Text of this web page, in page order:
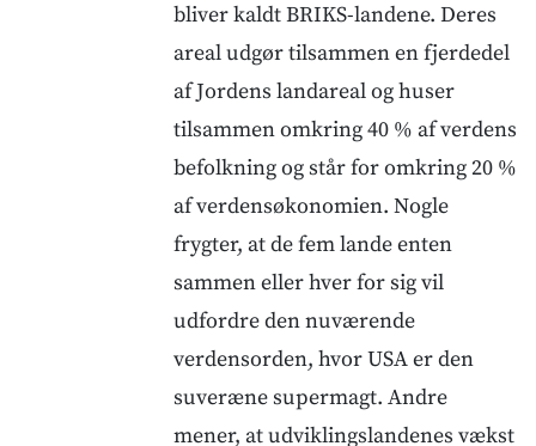
bliver kaldt BRIKS-landene. Deres
areal udgør tilsammen en fjerdedel
af Jordens landareal og huser
tilsammen omkring 40 % af verdens
befolkning og står for omkring 20 %
af verdensøkonomien. Nogle
frygter, at de fem lande enten
sammen eller hver for sig vil
udfordre den nuværende
verdensorden, hvor USA er den
suveræne supermagt. Andre
mener, at udviklingslandenes vækst